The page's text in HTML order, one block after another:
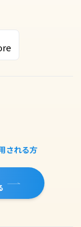
される方